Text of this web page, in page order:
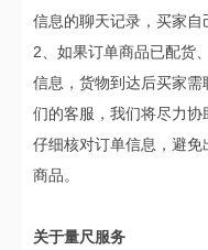
信息的聊天记录，买家自
2、如果订单商品已配货
信息，货物到达后买家
们的客服，我们将尽力
仔细核对订单信息，避
商品。
关于量尺服务